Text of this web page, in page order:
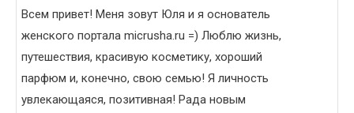
Всем привет! Меня зовут Юля и я основатель
женского портала micrusha.ru =) Люблю жизнь,
путешествия, красивую косметику, хороший
парфюм и, конечно, свою семью! Я личность
увлекающаяся, позитивная! Рада новым